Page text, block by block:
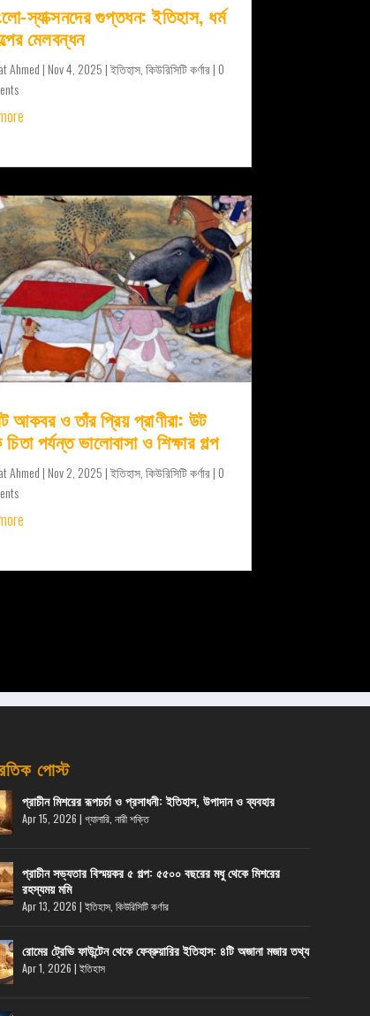
স্যাক্সনদের গুপ্তধন: ইতিহাস, ধর্ম
মেলবন্ধন
Ahmed | Nov 4, 2025 |ইতিহাস, কিউরিসিটি কর্ণার| 0
আকবর ও তাঁর প্রিয় প্রাণীরা: উট
পর্যন্ত ভালোবাসা ও শিক্ষার গল্প
Ahmed | Nov 2, 2025 |ইতিহাস, কিউরিসিটি কর্ণার| 0
পোস্ট
প্রাচীন মিশরের রূপচর্চা ও প্রসাধনী: ইতিহাস, উপাদান ও ব্যবহার
Apr 15, 2026 | গ্যালারি, নারী শক্তি
প্রাচীন সভ্যতার বিস্ময়কর ৫ গল্প: ৫৫০০ বছরের মধু থেকে মিশরের
রহস্যময় মমি
Apr 13, 2026 | ইতিহাস, কিউরিসিটি কর্ণার
রোমের ট্রেভি ফাউন্টেন থেকে ফেব্রুয়ারির ইতিহাস: ৪টি অজানা মজার তথ্য
Apr 1, 2026 | ইতিহাস